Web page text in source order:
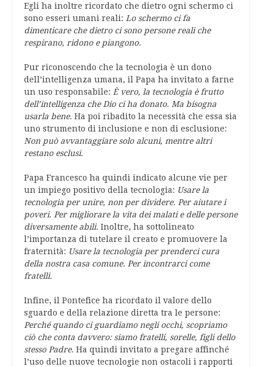
Egli ha inoltre ricordato che dietro ogni schermo ci
sono esseri umani reali: Lo schermo ci fa
dimenticare che dietro ci sono persone reali che
respirano, ridono e piangono.
Pur riconoscendo che la tecnologia è un dono
dell’intelligenza umana, il Papa ha invitato a farne
un uso responsabile: È vero, la tecnologia è frutto
dell’intelligenza che Dio ci ha donato. Ma bisogna
usarla bene. Ha poi ribadito la necessità che essa sia
uno strumento di inclusione e non di esclusione:
Non può avvantaggiare solo alcuni, mentre altri
restano esclusi.
Papa Francesco ha quindi indicato alcune vie per
un impiego positivo della tecnologia: Usare la
tecnologia per unire, non per dividere. Per aiutare i
poveri. Per migliorare la vita dei malati e delle persone
diversamente abili. Inoltre, ha sottolineato
l’importanza di tutelare il creato e promuovere la
fraternità: Usare la tecnologia per prenderci cura
della nostra casa comune. Per incontrarci come
fratelli.
Infine, il Pontefice ha ricordato il valore dello
sguardo e della relazione diretta tra le persone:
Perché quando ci guardiamo negli occhi, scopriamo
ciò che conta davvero: siamo fratelli, sorelle, figli dello
stesso Padre. Ha quindi invitato a pregare affinché
l’uso delle nuove tecnologie non ostacoli i rapporti